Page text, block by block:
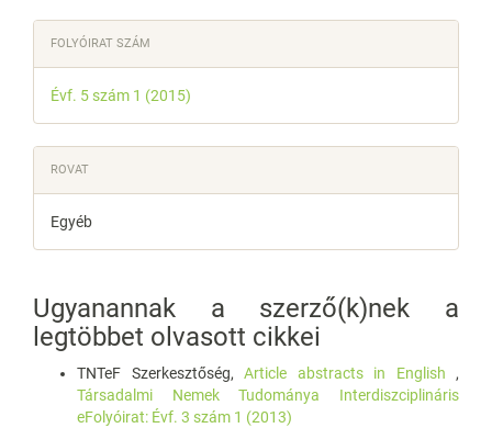
FOLYÓIRAT SZÁM
Évf. 5 szám 1 (2015)
ROVAT
Egyéb
Ugyanannak a szerző(k)nek a
legtöbbet olvasott cikkei
TNTeF Szerkesztőség, Article abstracts in English ,
Társadalmi Nemek Tudománya Interdiszciplináris
eFolyóirat: Évf. 3 szám 1 (2013)